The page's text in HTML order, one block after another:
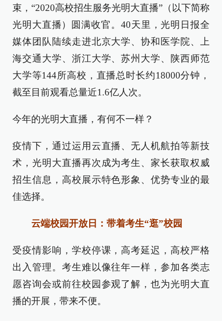
束，“2020高校招生服务光明大直播”（以下简称
光明大直播）圆满收官。40天里，光明日报全
媒体团队陆续走进北京大学、协和医学院、上
海交通大学、浙江大学、苏州大学、陕西师范
大学等144所高校，直播总时长约18000分钟，
截至目前观看总量近1.6亿人次。
今年的光明大直播，有何不一样？
疫情下，通过运用云直播、无人机航拍等新技
术，光明大直播再次成为考生、家长获取权威
招生信息，高校展示特色形象、优势专业的最
佳选择。
云端校园开放日：带着考生“逛”校园
受疫情影响，学校停课，高考延迟，高校严格
出入管理。考生难以像往年一样，参加各类志
愿咨询会或前往校园参观了解，也为光明大直
播的开展，带来不便。